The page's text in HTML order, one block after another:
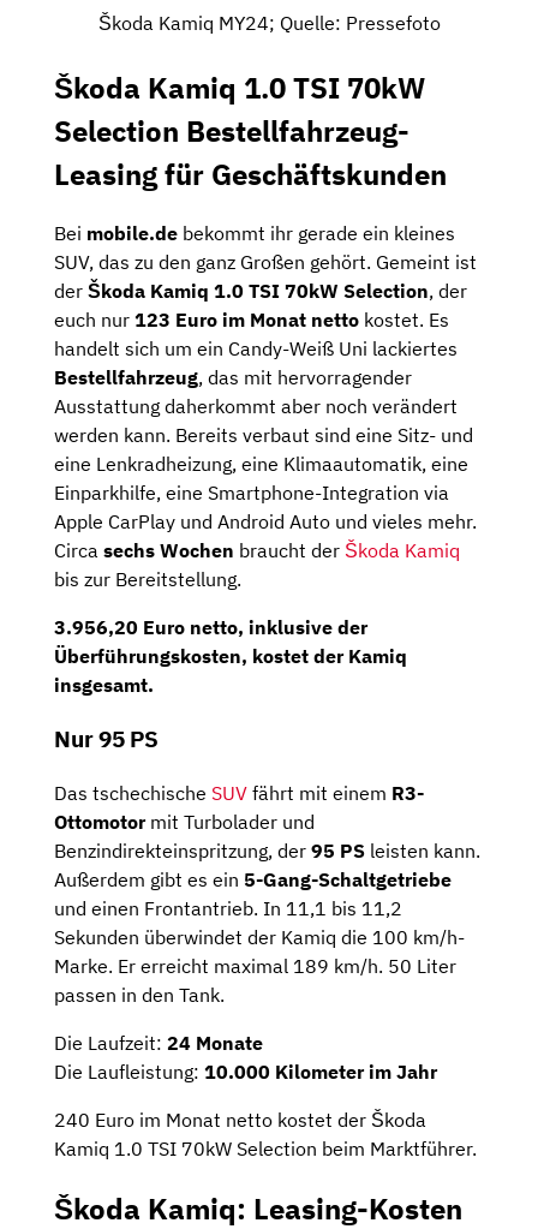
Škoda Kamiq MY24; Quelle: Pressefoto
Škoda Kamiq 1.0 TSI 70kW
Selection Bestellfahrzeug-
Leasing für Geschäftskunden
Bei mobile.de bekommt ihr gerade ein kleines
SUV, das zu den ganz Großen gehört. Gemeint ist
der Škoda Kamiq 1.0 TSI 70kW Selection, der
euch nur 123 Euro im Monat netto kostet. Es
handelt sich um ein Candy-Weiß Uni lackiertes
Bestellfahrzeug, das mit hervorragender
Ausstattung daherkommt aber noch verändert
werden kann. Bereits verbaut sind eine Sitz- und
eine Lenkradheizung, eine Klimaautomatik, eine
Einparkhilfe, eine Smartphone-Integration via
Apple CarPlay und Android Auto und vieles mehr.
Circa sechs Wochen braucht der Škoda Kamiq
bis zur Bereitstellung.
3.956,20 Euro netto, inklusive der
Überführungskosten, kostet der Kamiq
insgesamt.
Nur 95 PS
Das tschechische SUV fährt mit einem R3-
Ottomotormit Turbolader und
Benzindirekteinspritzung, der 95 PS leisten kann.
Außerdem gibt es ein 5-Gang-Schaltgetriebe
und einen Frontantrieb. In 11,1 bis 11,2
Sekunden überwindet der Kamiq die 100 km/h-
Marke. Er erreicht maximal 189 km/h. 50 Liter
passen in den Tank.
Die Laufzeit: 24 Monate
Die Laufleistung: 10.000 Kilometer im Jahr
240 Euro im Monat netto kostet der Škoda
Kamiq 1.0 TSI 70kW Selection beim Marktführer.
Škoda Kamiq: Leasing-Kosten